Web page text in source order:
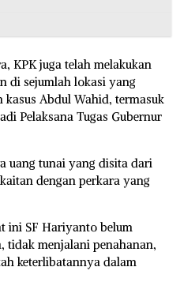
KPK juga telah melakukan
di sejumlah lokasi yang
Abdul Wahid, termasuk
Pelaksana Tugas Gubernur
uang tunai yang disita dari
dengan perkara yang
ini SF Hariyanto belum
tidak menjalani penahanan,
keterlibatannya dalam